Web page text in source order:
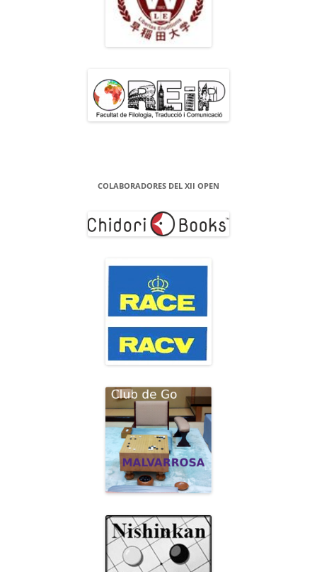
COLABORADORES DEL XII OPEN